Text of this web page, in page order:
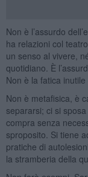
Non è l’assurdo
ha relazioni col
un senso al vivere,
quotidiano. È
Non è la fatica inutile
Non è metafisica, è
separarsi; ci si
compra senza
sproposito. Si tiene
pratiche di
la stramberia della